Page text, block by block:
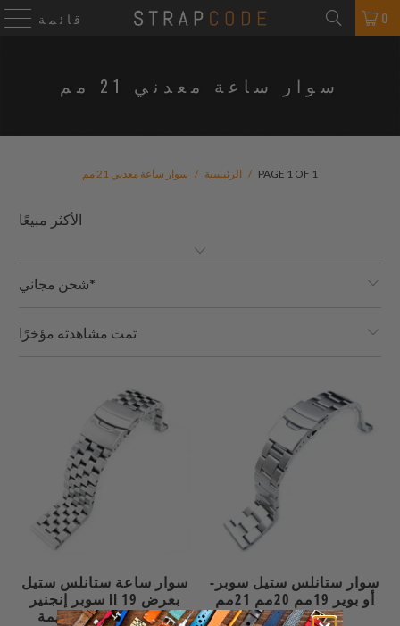
قائمة 0
سوار ساعة معدني 21 مم
الرئيسية / سوار ساعة معدني 21 مم / PAGE 1 OF 1
شحن مجاني*
تمت مشاهدته مؤخرًا
سوار ساعة ستانلس ستيل
سوبر إنجنير II بعرض 19
مم ونهايات مستقيمة
سوار ستانلس ستيل سوبر-
أو بوير 19مم 20مم 21مم
نهاية مستقيمة